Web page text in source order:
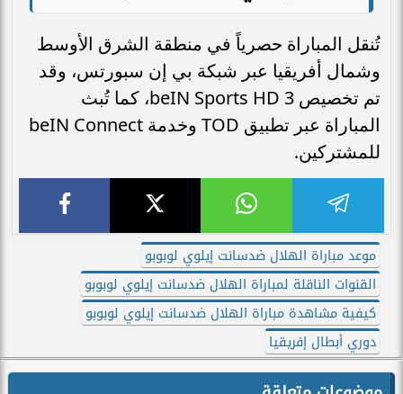
تُنقل المباراة حصرياً في منطقة الشرق الأوسط
وشمال أفريقيا عبر شبكة بي إن سبورتس، وقد
تم تخصيص beIN Sports HD 3، كما تُبث
المباراة عبر تطبيق TOD وخدمة beIN Connect
للمشتركين.
موعد مباراة الهلال ضدسانت إيلوي لوبوبو
القنوات الناقلة لمباراة الهلال ضدسانت إيلوي لوبوبو
كيفية مشاهدة مباراة الهلال ضدسانت إيلوي لوبوبو
دوري أبطال إفريقيا